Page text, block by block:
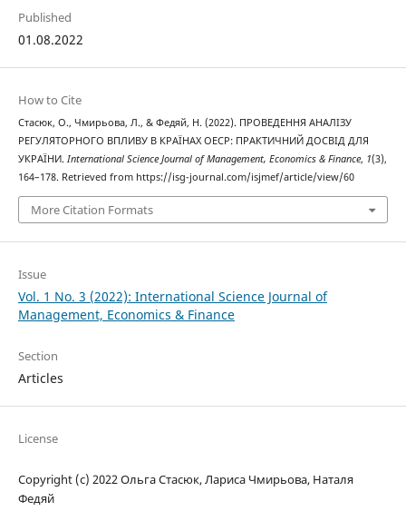
Published
01.08.2022
How to Cite
Стасюк, О., Чмирьова, Л., & Федяй, Н. (2022). ПРОВЕДЕННЯ АНАЛІЗУ
РЕГУЛЯТОРНОГО ВПЛИВУ В КРАЇНАХ ОЕСР: ПРАКТИЧНИЙ ДОСВІД ДЛЯ
УКРАЇНИ. International Science Journal of Management, Economics & Finance, 1(3),
164–178. Retrieved from https://isg-journal.com/isjmef/article/view/60
More Citation Formats
Issue
Vol. 1 No. 3 (2022): International Science Journal of
Management, Economics & Finance
Section
Articles
License
Copyright (c) 2022 Ольга Стасюк, Лариса Чмирьова, Наталя
Федяй